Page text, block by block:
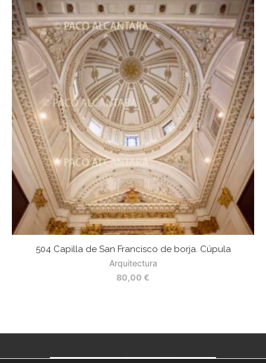
504 Capilla de San Francisco de borja. Cúpula
Arquitectura
80,00 €